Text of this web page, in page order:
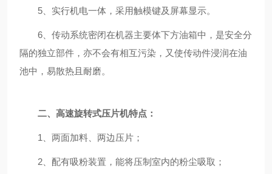
5、实行机电一体，采用触模键及屏幕显示。
6、传动系统密闭在机器主要体下方油箱中，是安全分
隔的独立部件，亦不会有相互污染，又使传动件浸润在油
池中，易散热且耐磨。
二、高速旋转式压片机特点：
1、两面加料、两边压片；
2、配有吸粉装置，能将压制室内的粉尘吸取；